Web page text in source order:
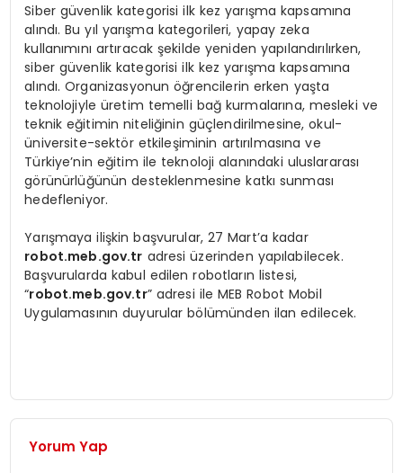
Siber güvenlik kategorisi ilk kez yarışma kapsamına
alındı. Bu yıl yarışma kategorileri, yapay zeka
kullanımını artıracak şekilde yeniden yapılandırılırken,
siber güvenlik kategorisi ilk kez yarışma kapsamına
alındı. Organizasyonun öğrencilerin erken yaşta
teknolojiyle üretim temelli bağ kurmalarına, mesleki ve
teknik eğitimin niteliğinin güçlendirilmesine, okul-
üniversite-sektör etkileşiminin artırılmasına ve
Türkiye’nin eğitim ile teknoloji alanındaki uluslararası
görünürlüğünün desteklenmesine katkı sunması
hedefleniyor.
Yarışmaya ilişkin başvurular, 27 Mart’a kadar
robot.meb.gov.tr adresi üzerinden yapılabilecek.
Başvurularda kabul edilen robotların listesi,
“robot.meb.gov.tr” adresi ile MEB Robot Mobil
Uygulamasının duyurular bölümünden ilan edilecek.
Yorum Yap